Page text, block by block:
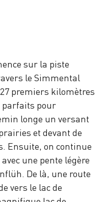
sur la piste
le Simmental
premiers kilomètres
parfaits pour
longe un versant
et devant de
Ensuite, on continue
une pente légère
De là, une route
vers le lac de